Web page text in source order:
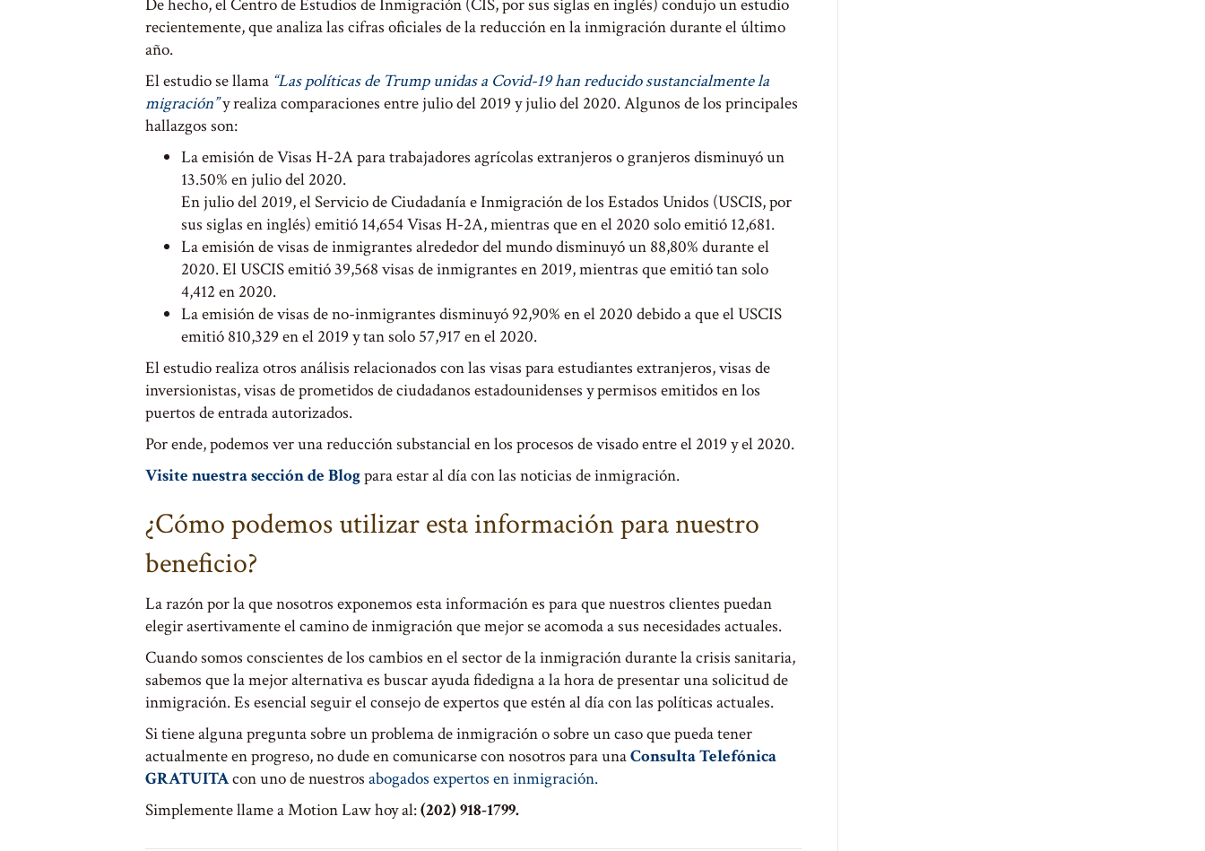
De hecho, el Centro de Estudios de Inmigración (CIS, por sus siglas en inglés) condujo un estudio
recientemente, que analiza las cifras oficiales de la reducción en la inmigración durante el último
año.
El estudio se llama “Las políticas de Trump unidas a Covid-19 han reducido sustancialmente la
migración”y realiza comparaciones entre julio del 2019 y julio del 2020. Algunos de los principales
hallazgos son:
La emisión de Visas H-2A para trabajadores agrícolas extranjeros o granjeros disminuyó un
13.50% en julio del 2020.
En julio del 2019, el Servicio de Ciudadanía e Inmigración de los Estados Unidos (USCIS, por
sus siglas en inglés) emitió 14,654 Visas H-2A, mientras que en el 2020 solo emitió 12,681.
La emisión de visas de inmigrantes alrededor del mundo disminuyó un 88,80% durante el
2020. El USCIS emitió 39,568 visas de inmigrantes en 2019, mientras que emitió tan solo
4,412 en 2020.
La emisión de visas de no-inmigrantes disminuyó 92,90% en el 2020 debido a que el USCIS
emitió 810,329 en el 2019 y tan solo 57,917 en el 2020.
El estudio realiza otros análisis relacionados con las visas para estudiantes extranjeros, visas de
inversionistas, visas de prometidos de ciudadanos estadounidenses y permisos emitidos en los
puertos de entrada autorizados.
Por ende, podemos ver una reducción substancial en los procesos de visado entre el 2019 y el 2020.
Visite nuestra sección de Blogpara estar al día con las noticias de inmigración.
¿Cómo podemos utilizar esta información para nuestro
beneficio?
La razón por la que nosotros exponemos esta información es para que nuestros clientes puedan
elegir asertivamente el camino de inmigración que mejor se acomoda a sus necesidades actuales.
Cuando somos conscientes de los cambios en el sector de la inmigración durante la crisis sanitaria,
sabemos que la mejor alternativa es buscar ayuda fidedigna a la hora de presentar una solicitud de
inmigración. Es esencial seguir el consejo de expertos que estén al día con las políticas actuales.
Si tiene alguna pregunta sobre un problema de inmigración o sobre un caso que pueda tener
actualmente en progreso, no dude en comunicarse con nosotros para unaConsulta Telefónica
GRATUITAcon uno de nuestros abogados expertos en inmigración.
Simplemente llame a Motion Law hoy al:(202) 918-1799.